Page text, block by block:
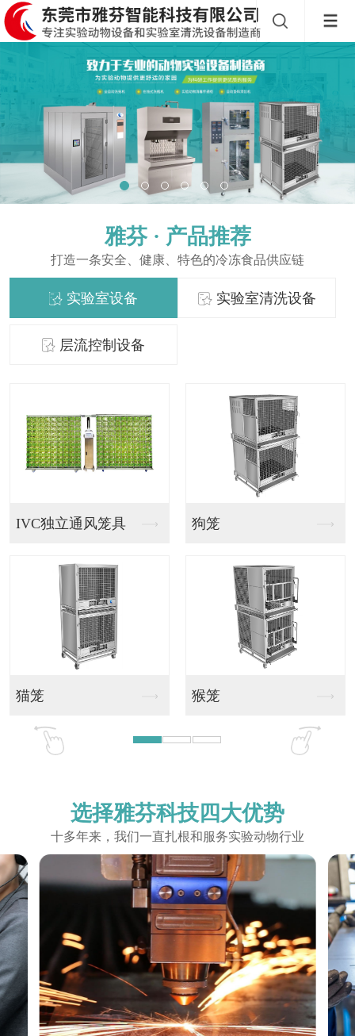
雅芬 · 产品推荐
打造一条安全、健康、特色的冷冻食品供应链
实验室设备 实验室清洗设备
层流控制设备
IVC独立通风笼具 狗笼
猫笼 猴笼
选择雅芬科技 四大优势
十多年来，我们一直扎根和服务实验动物行业